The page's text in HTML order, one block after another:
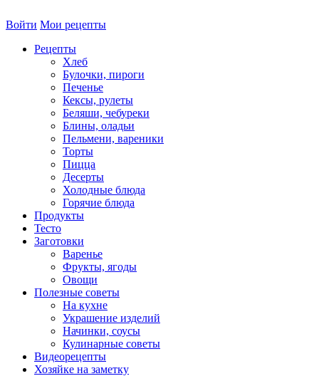
Войти Мои рецепты
Рецепты
Хлеб
Булочки, пироги
Печенье
Кексы, рулеты
Беляши, чебуреки
Блины, оладьи
Пельмени, вареники
Торты
Пицца
Десерты
Холодные блюда
Горячие блюда
Продукты
Тесто
Заготовки
Варенье
Фрукты, ягоды
Овощи
Полезные советы
На кухне
Украшение изделий
Начинки, соусы
Кулинарные советы
Видеорецепты
Хозяйке на заметку